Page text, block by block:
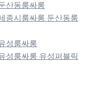
산동룸싸롱
종시룸싸롱 둔산동룸
성룸싸롱
성룸싸롱 유성퍼블릭